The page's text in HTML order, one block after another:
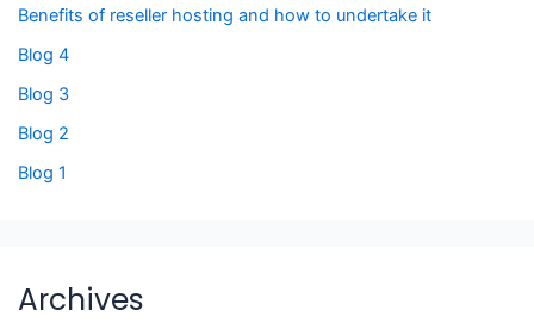
Benefits of reseller hosting and how to undertake it
Blog 4
Blog 3
Blog 2
Blog 1
Archives